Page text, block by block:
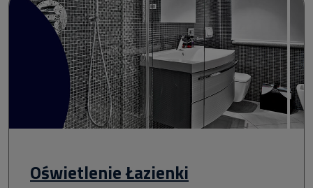
Oświetlenie Łazienki